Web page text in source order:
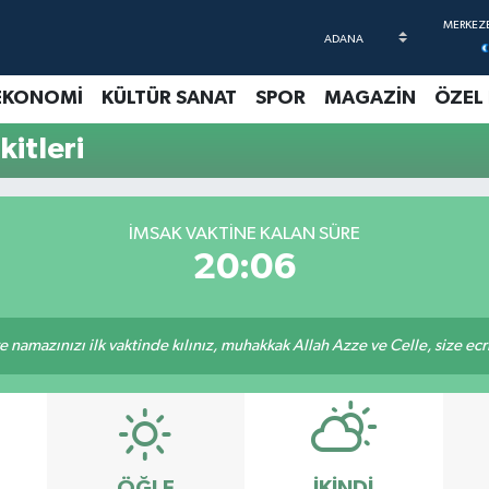
KÜLTÜR SANAT SPOR MAGAZİN ÖZEL
İMSAK VAKTINE KALAN SÜRE
20:06
ilk vaktinde kılınız, muhakkak Allah Azze ve Celle, size